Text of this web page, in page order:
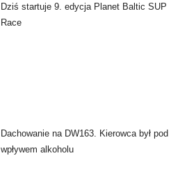
Dziś startuje 9. edycja Planet Baltic SUP
Race
Dachowanie na DW163. Kierowca był pod
wpływem alkoholu